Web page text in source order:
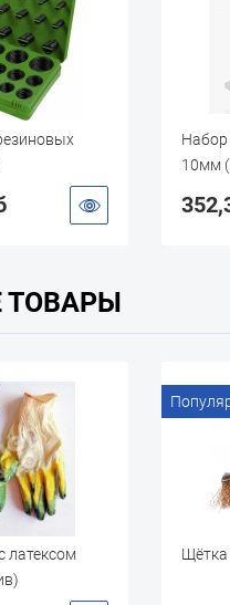
Набор
10мм
ТОВАРЫ
латексом
Щётка